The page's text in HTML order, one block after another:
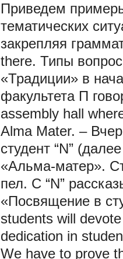
Приведем
тематических
закрепляя
there. Типы
«Традиции» в
факультета П
assembly hall
Alma Mater. –
студент “N”
«Альма-матер».
пел. С “N”
«Посвящение в
students will
dedication in
We have to prove